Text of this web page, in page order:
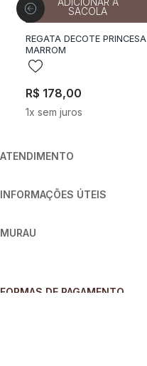
SACOLA
REGATA DECOTE PRINCESA
MARROM
R$ 178,00
1x sem juros
ATENDIMENTO
INFORMAÇÕES ÚTEIS
MURAU
FORMAS DE PAGAMENTO